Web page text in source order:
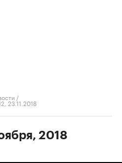
/
23.11.2018
2018